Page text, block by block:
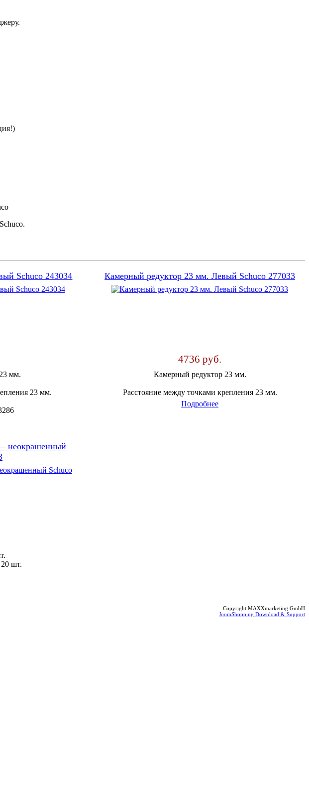
Schuco 243034
мм.
23 мм.
Камерный редуктор 23 мм. Левый Schuco 277033
4736 руб.
Камерный редуктор 23 мм.
Расстояние между точками крепления 23 мм.
Подробнее
неокрашенный
20 шт.
Copyright MAXXmarketing GmbH
JoomShopping Download & Support